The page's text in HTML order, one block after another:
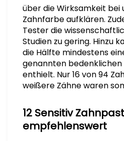
über die Wirksamkeit
Zahnfarbe aufklären.
Tester die
Studien zu gering. Hinzu
die Hälfte mindestens
genannten
enthielt. Nur 16 von 94
weißere Zähne waren
12 Sensitiv
empfehlenswert